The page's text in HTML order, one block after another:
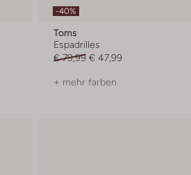
-40%
Toms
Espadrilles
€ 79,99 € 47,99
+ mehr farben